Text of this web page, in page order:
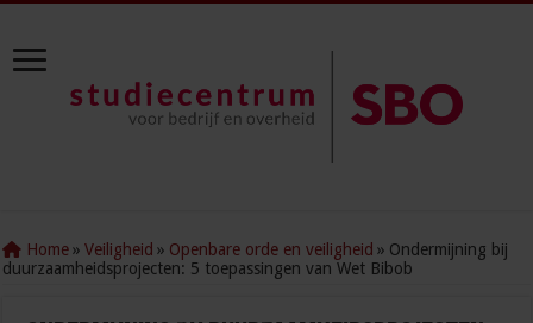
Home » Veiligheid » Openbare orde en veiligheid » Ondermijning bij
duurzaamheidsprojecten: 5 toepassingen van Wet Bibob